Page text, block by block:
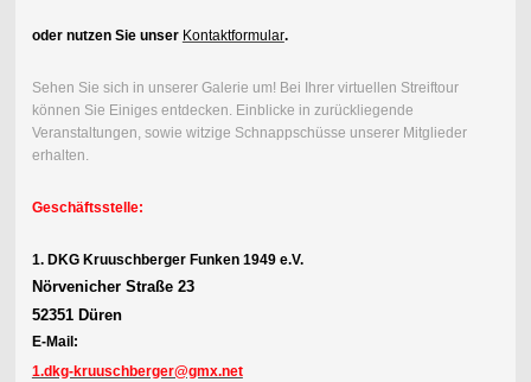
oder nutzen Sie unser Kontaktformular.
Sehen Sie sich in unserer Galerie um! Bei Ihrer virtuellen Streiftour
können Sie Einiges entdecken. Einblicke in zurückliegende
Veranstaltungen, sowie witzige Schnappschüsse unserer Mitglieder
erhalten.
Geschäftsstelle:
1. DKG Kruuschberger Funken 1949 e.V.
Nörvenicher Straße 23
52351 Düren
E-Mail:
1.dkg-kruuschberger@gmx.net